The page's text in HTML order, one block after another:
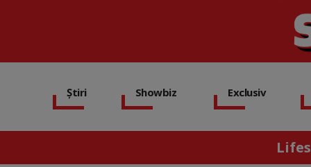
Știri Showbiz Exclusiv